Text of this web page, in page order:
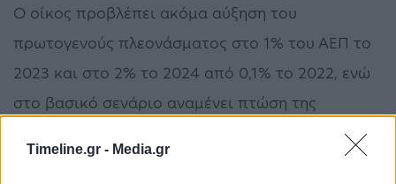
Timeline.gr - Media.gr
Ο οίκος προβλέπει ακόμα αύξηση του
πρωτογενούς πλεονάσματος στο 1% του ΑΕΠ το
2023 και στο 2% το 2024 από 0,1% το 2022, ενώ
στο βασικό σενάριο αναμένει πτώση της
αναλογίας χρέους/ΑΕΠ στο 162,2% το 2023 και
στο 154,4% το 2024.